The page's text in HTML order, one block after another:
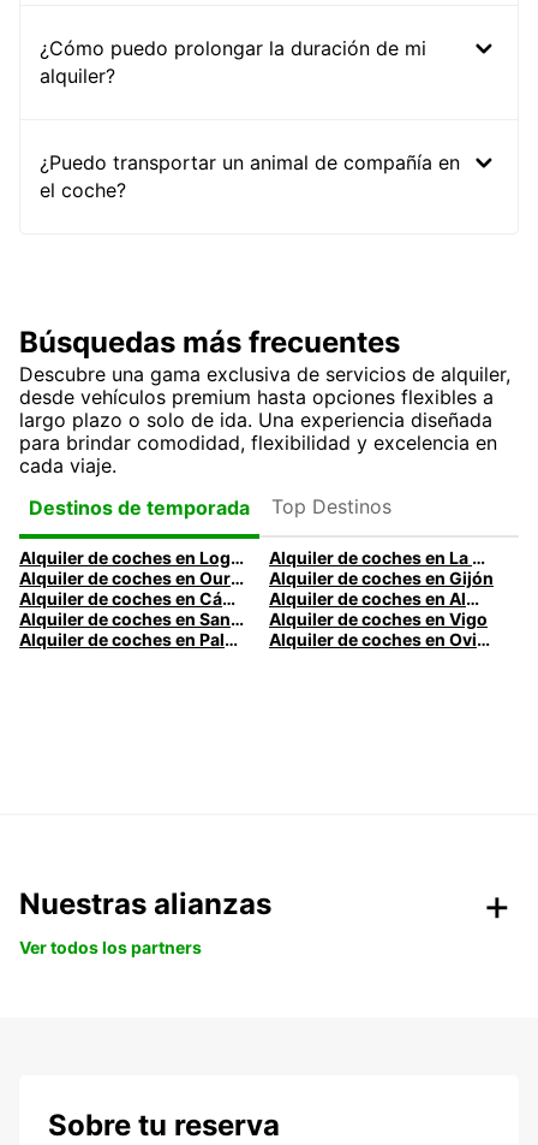
¿Cómo puedo prolongar la duración de mi
alquiler?
¿Puedo transportar un animal de compañía en
el coche?
Búsquedas más frecuentes
Descubre una gama exclusiva de servicios de alquiler,
desde vehículos premium hasta opciones flexibles a
largo plazo o solo de ida. Una experiencia diseñada
para brindar comodidad, flexibilidad y excelencia en
cada viaje.
Destinos de temporada
Top Destinos
Alquiler de coches en Logroño
Alquiler de coches en La Coruña
Alquiler de coches en Ourense
Alquiler de coches en Gijón
Alquiler de coches en Cádiz
Alquiler de coches en Almería
Alquiler de coches en Santander
Alquiler de coches en Vigo
Alquiler de coches en Palma
Alquiler de coches en Oviedo
Nuestras alianzas
Ver todos los partners
Sobre tu reserva